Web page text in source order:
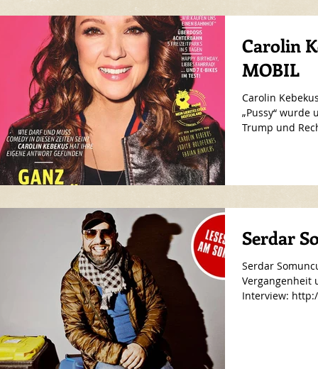
Carolin
MOBIL
Carolin
„Pussy“
Trump und
Serdar
Serdar Somuncu über Erdogan, seine Eltern,
Vergangenheit
Interview: